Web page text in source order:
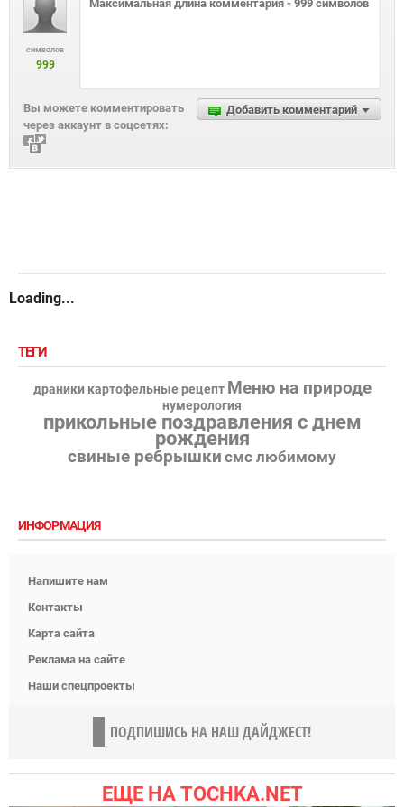
символов
999
Добавить комментарий
Вы можете комментировать
через аккаунт в соцсетях:
Loading...
ТЕГИ
драники картофельные рецепт Меню на природе
нумерология
прикольные поздравления с днем
рождения
свиные ребрышки смс любимому
ИНФОРМАЦИЯ
Напишите нам
Контакты
Карта сайта
Реклама на сайте
Наши спецпроекты
ПОДПИШИСЬ НА НАШ ДАЙДЖЕСТ!
ЕЩЕ НА TOCHKA.NET